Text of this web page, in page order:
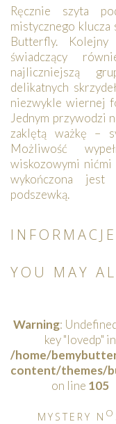
Ręcznie szyta
mistycznego
Butterfly. Kolejny
świadczący
najliczniejszą
delikatnych
niezwykle wiernej
Jednym przywodzi
zaklętą ważkę –
Możliwość
wiskozowymi nićmi
wykończona jest
podszewką.
YOU MAY
Warning:
key "lovedp" in
/home/
content/themes/
on line 105
MYSTERY N O